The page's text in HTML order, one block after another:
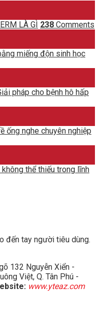
LÀ GÌ 238 Comments
miếng độn sinh học
pháp cho bệnh hô hấp
ống nghe chuyên nghiệp
thể thiếu trong lĩnh
đến tay người tiêu dùng.
132 Nguyễn Xiển -
Việt, Q. Tân Phú -
www.yteaz.com